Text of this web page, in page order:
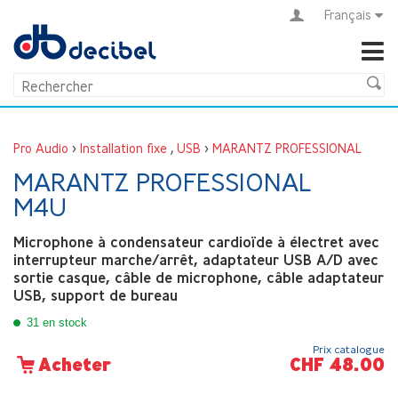
Français
Pro Audio > Installation fixe , USB > MARANTZ PROFESSIONAL
MARANTZ PROFESSIONAL
M4U
Microphone à condensateur cardioïde à électret avec
interrupteur marche/arrêt, adaptateur USB A/D avec
sortie casque, câble de microphone, câble adaptateur
USB, support de bureau
31 en stock
Acheter
Prix catalogue
CHF 48.00